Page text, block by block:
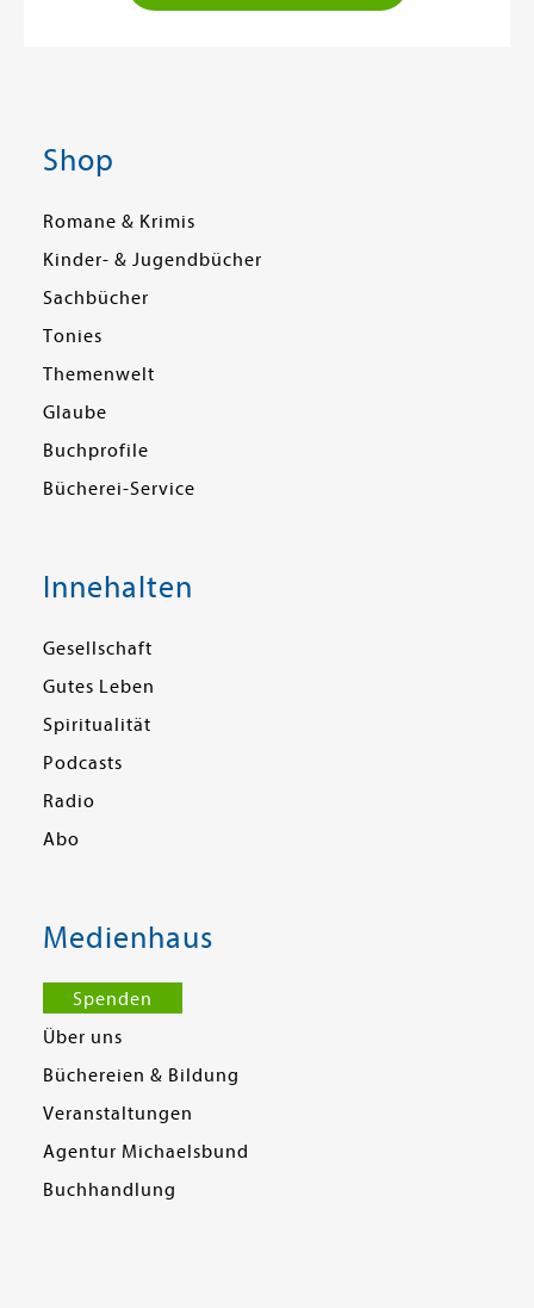
Shop
Romane & Krimis
Kinder- & Jugendbücher
Sachbücher
Tonies
Themenwelt
Glaube
Buchprofile
Bücherei-Service
Innehalten
Gesellschaft
Gutes Leben
Spiritualität
Podcasts
Radio
Abo
Medienhaus
Spenden
Über uns
Büchereien & Bildung
Veranstaltungen
Agentur Michaelsbund
Buchhandlung